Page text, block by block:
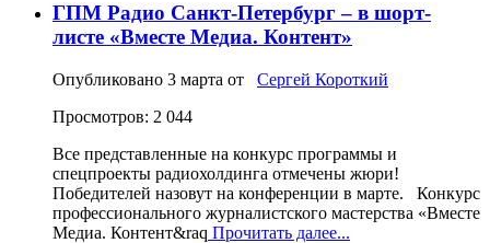
ГПМ Радио Санкт-Петербург – в шорт-
листе «Вместе Медиа. Контент»
Опубликовано 3 марта от Сергей Короткий
Просмотров: 2 044
Все представленные на конкурс программы и
спецпроекты радиохолдинга отмечены жюри!
Победителей назовут на конференции в марте. Конкурс
профессионального журналистского мастерства «Вместе
Медиа. Контент&raq Прочитать далее...